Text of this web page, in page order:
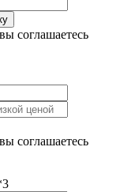
соглашаетесь
соглашаетесь